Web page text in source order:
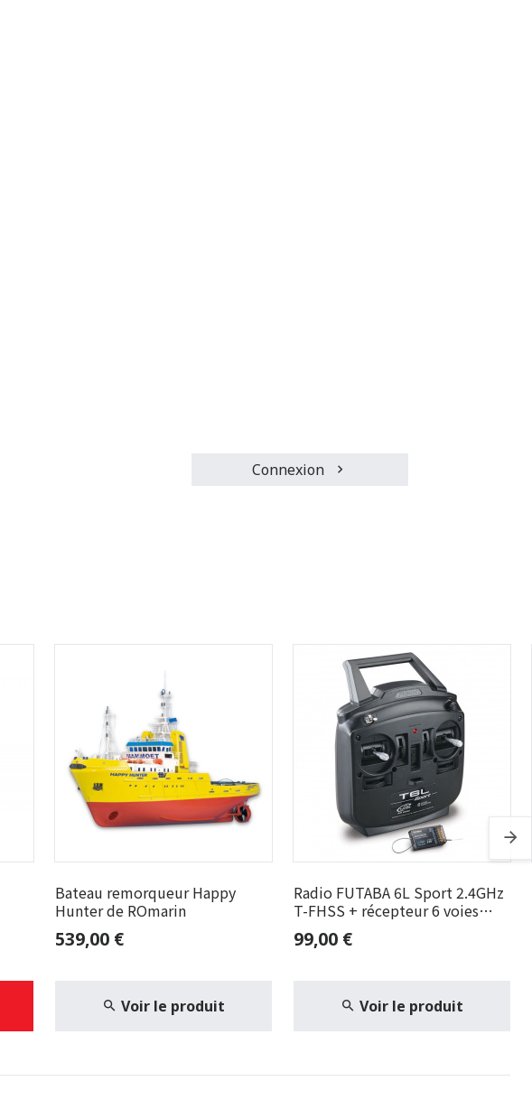
Connexion
Bateau remorqueur Happy
Hunter de ROmarin
539,00 €
Voir le produit
Radio FUTABA 6L Sport 2.4GHz
T-FHSS + récepteur 6 voies
R3106GF
99,00 €
Voir le produit